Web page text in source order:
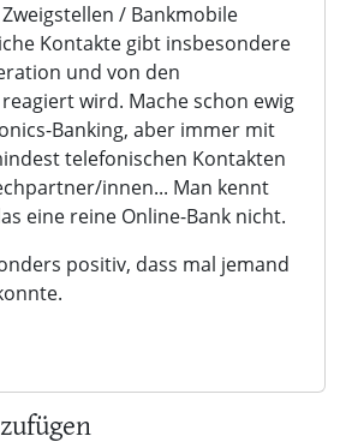
/ Bankmobile
Kontakte gibt insbesondere
und von den
wird. Mache schon ewig
Banking, aber immer mit
telefonischen Kontakten
innen... Man kennt
eine reine Online-Bank nicht.
positiv, dass mal jemand